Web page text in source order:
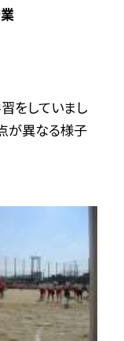
をしていまし
が異なる様子